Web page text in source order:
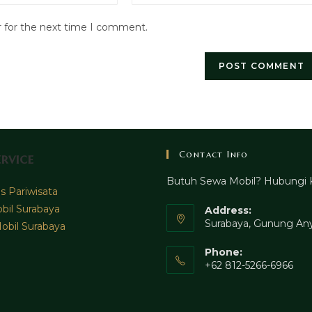
URL
for the next time I comment.
Pariwisata
Surabaya
Surabaya
Contact Info
Butuh Sewa Mobil? Hubungi
Address:
Surabaya, Gunung
Phone:
+62 812-5266-6966